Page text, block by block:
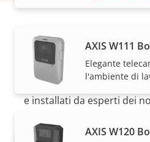
AXIS W111
Elegante
l'ambiente di
AXIS W120
Come
Le soluzioni Axis e i singoli
e installati da esperti dei